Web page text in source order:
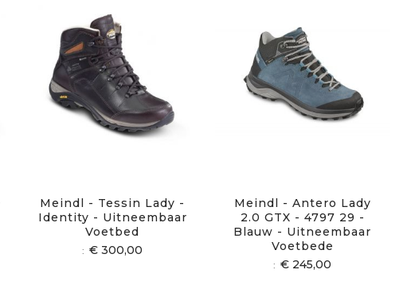
Meindl - Tessin Lady -
Identity - Uitneembaar
Voetbed
€ 300,00
Meindl - Antero Lady
2.0 GTX - 4797 29 -
Blauw - Uitneembaar
Voetbede
€ 245,00